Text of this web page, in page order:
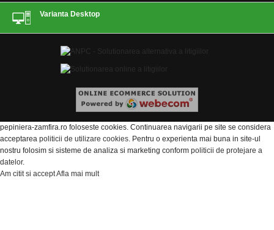
Varianta Desktop
pepiniera-zamfira.ro foloseste cookies. Continuarea navigarii pe site se considera
acceptarea politicii de utilizare cookies. Pentru o experienta mai buna in site-ul
nostru folosim si sisteme de analiza si marketing conform politicii de protejare a
datelor.
Am citit si acceptAfla mai mult